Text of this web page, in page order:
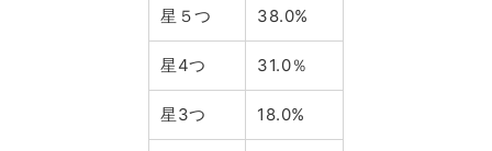
星５つ 38.0%
星4つ 31.0％
星3つ 18.0%